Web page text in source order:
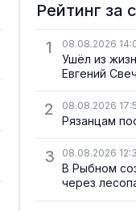
Рейтинг за
1
08.08.2026
Ушёл из
Евгений
2 08.08.2026
Рязанцам
3 08.08.2026
В Рыбном
через